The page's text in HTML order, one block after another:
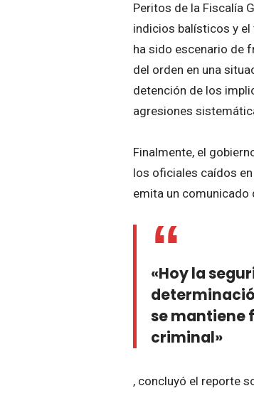
Peritos de la Fiscalía
indicios balísticos y el
ha sido escenario de
del orden en una
detención de los
agresiones
Finalmente, el
los oficiales caídos
emita un
«Hoy la
se mantiene
criminal»
, concluyó el reporte